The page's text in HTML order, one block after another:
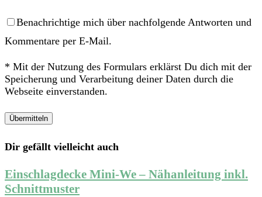
Benachrichtige mich über nachfolgende Antworten und
Kommentare per E-Mail.
* Mit der Nutzung des Formulars erklärst Du dich mit der
Speicherung und Verarbeitung deiner Daten durch die
Webseite einverstanden.
Dir gefällt vielleicht auch
Einschlagdecke Mini-We – Nähanleitung inkl.
Schnittmuster